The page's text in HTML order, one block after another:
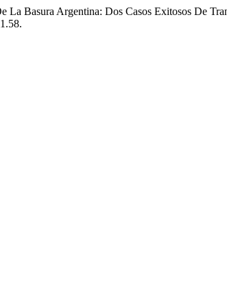
La Basura Argentina: Dos Casos Exitosos De